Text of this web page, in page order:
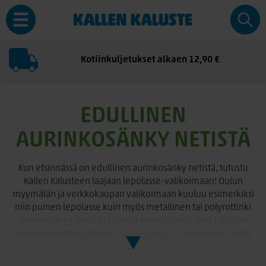
Kotiinkuljetukset alkaen 12,90 €
EDULLINEN
AURINKOSÄNKY NETISTÄ
Kun etsinnässä on edullinen aurinkosänky netistä, tutustu
Kallen Kalusteen laajaan lepolasse-valikoimaan! Oulun
myymälän ja verkkokaupan valikoimaan kuuluu esimerkiksi
niin puinen lepolasse kuin myös metallinen tai polyrottinki
on tehty kestämään niin ajattoman designin kuin myös